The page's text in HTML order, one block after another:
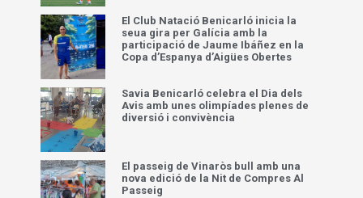
El Club Natació Benicarló inicia la
seua gira per Galícia amb la
participació de Jaume Ibáñez en la
Copa d’Espanya d’Aigües Obertes
Savia Benicarló celebra el Dia dels
Avis amb unes olimpíades plenes de
diversió i convivència
El passeig de Vinaròs bull amb una
nova edició de la Nit de Compres Al
Passeig